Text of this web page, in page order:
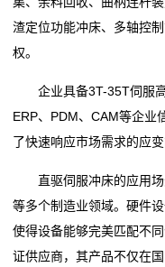
渣定位功能冲床、多轴控
权。
企业具备3T-35T伺服高
ERP、PDM、CAM等企业
了快速响应市场需求的应变
直驱伺服冲床的应用场
等多个制造业领域。硬件
使得设备能够完美匹配不
证供应商，其产品不仅在